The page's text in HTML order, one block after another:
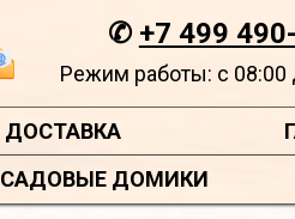
✆ +7 499
Режим работы: с 08:00
ДОСТАВКА
САДОВЫЕ ДОМИКИ